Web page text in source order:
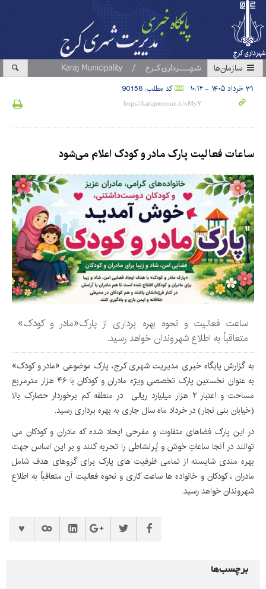
سازمان‎ها
۳۱ خرداد ۱۴۰۵ - ۱۰:۱۲ کد مطلب: 90158
ساعات فعالیت پارک مادر و کودک اعلام می‌شود
ساعت فعالیت و نحوه بهره برداری از پارک«مادر و کودک»
متعاقباً به اطلاع شهروندان خواهد رسید.
به گزارش پایگاه خبری مدیریت شهری کرج، پارک موضوعی «مادر و کودک»
به عنوان نخستین پارک تخصصی ویژه مادران و کودکان با ۴۶ هزار مترمربع
مساحت و اعتبار ۲ هزار میلیارد ریالی در منطقه کم برخوردار حصارک بالا
(خیابان بنی نجار) در خرداد ماه سال جاری به بهره برداری رسید.
در این پارک فضاهای متفاوت و مفرحی ایحاد شده که مادران و کودکان می
توانند در آنجا ساعاتِ خوش و پُرنشاطی را تجربه کنند و بر این اساس جهت
بهره مندی شایسته از تمامی ظرفیت های پارک برای گروهای هدف شامل
مادران ، کودکان و خانواده ها ساعت کاری و نحوه فعالیت آن متعاقباً به اطلاع
شهروندان خواهد رسید.
برچسب‌ها